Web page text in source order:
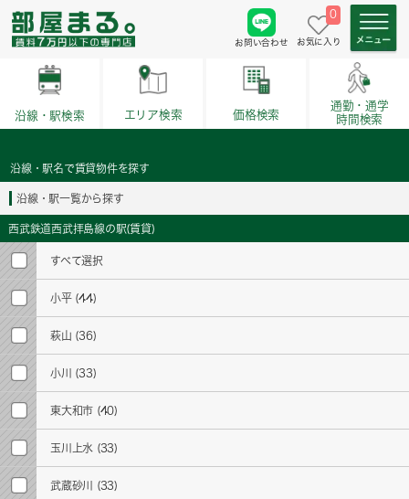
お問い合わせ
0
お気に入り
沿線・駅検索 エリア検索 価格検索
通勤・通学
時間検索
沿線・駅名で賃貸物件を探す
沿線・駅一覧から探す
西武鉄道西武拝島線の駅(賃貸)
すべて選択
小平 (44)
萩山 (36)
小川 (33)
東大和市 (40)
玉川上水 (33)
武蔵砂川 (33)